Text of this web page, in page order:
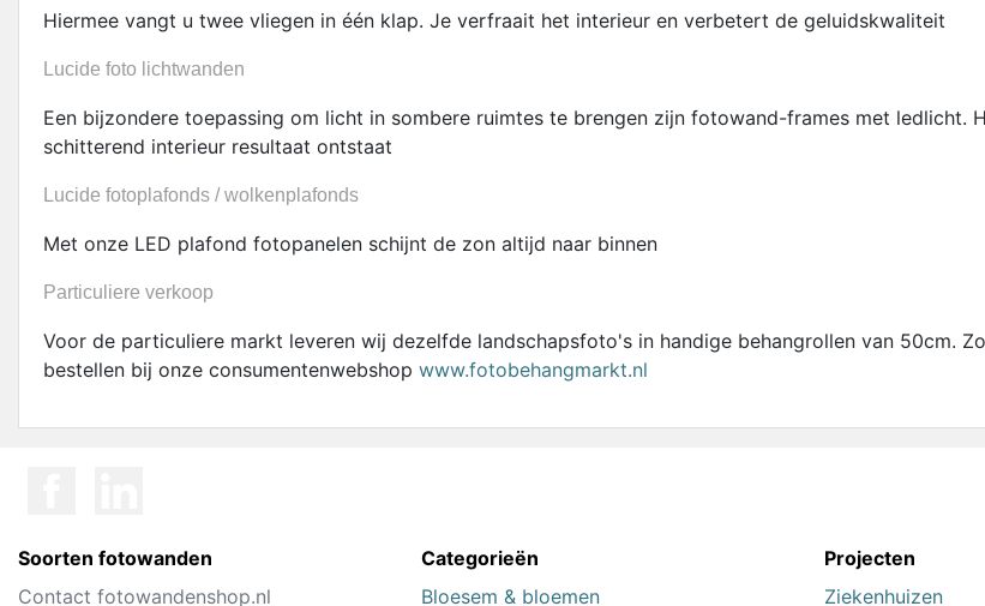
Hiermee vangt u twee vliegen in één klap. Je verfraait het interieur en verbetert de geluidskwaliteit
Lucide foto lichtwanden
Een bijzondere toepassing om licht in sombere ruimtes te brengen zijn fotowand-frames met
schitterend interieur resultaat ontstaat
Lucide fotoplafonds / wolkenplafonds
Met onze LED plafond fotopanelen schijnt de zon altijd naar binnen
Particuliere verkoop
Voor de particuliere markt leveren wij dezelfde landschapsfoto's in handige behangrollen van 50cm.
bestellen bij onze consumentenwebshop www.fotobehangmarkt.nl
Soorten fotowanden
Contact fotowandenshop.nl
Categorieën
Bloesem & bloemen
Projecten
Ziekenhuizen